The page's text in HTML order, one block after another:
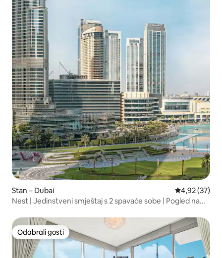
Stan – Dubai Prosječna
4,92 (37)
Nest | Jedinstveni smještaj s 2 spavaće sobe | Pogled na
Odabrali gosti
Odabrali gosti